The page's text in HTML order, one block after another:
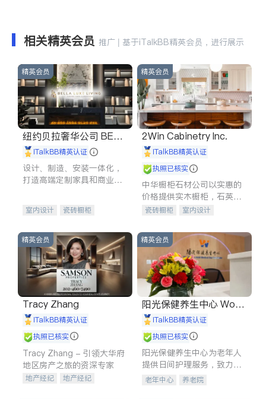
相关精英会员 推广 | 基于iTalkBB精英会员，进行展示
精英会员
纽约贝拉奢华公司 BELL
A LUXE
iTalkBB精英认证
设计、制造、安装一体化，
打造高端定制家具和商业空
室内设计
瓷砖橱柜
售前软装staging
室内装修
精英会员
2Win Cabinetry Inc.
iTalkBB精英认证
执照已核实
中华橱柜石材公司以实惠的
价格提供实木橱柜，石英石
台面，多种优质不锈钢水
质厨房，家的选择。
瓷砖橱柜
室内设计
室内装修
精英会员
Tracy Zhang
iTalkBB精英认证
执照已核实
Tracy Zhang - 引领大华府
地区房产之旅的资深专家
地产经纪
地产经纪
精英会员
阳光保健养生中心 World
shine
iTalkBB精英认证
执照已核实
阳光保健养生中心为老年人
提供日间护理服务，致力于
通过持续的护理创新来有效
老年中心 养老院